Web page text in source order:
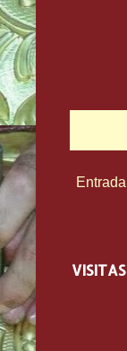
VISITAS